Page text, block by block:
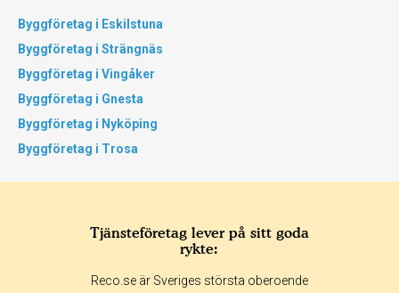
Byggföretag i Eskilstuna
Byggföretag i Strängnäs
Byggföretag i Vingåker
Byggföretag i Gnesta
Byggföretag i Nyköping
Byggföretag i Trosa
Tjänsteföretag lever på sitt goda
rykte:
Reco.se är Sveriges största oberoende